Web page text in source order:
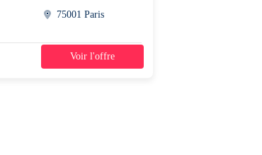
75001 Paris
1 jour
Voir l'offre